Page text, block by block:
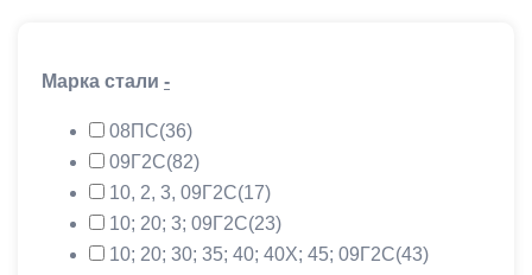
Марка стали -
08ПС(36)
09Г2С(82)
10, 2, 3, 09Г2С(17)
10; 20; 3; 09Г2С(23)
10; 20; 30; 35; 40; 40Х; 45; 09Г2С(43)